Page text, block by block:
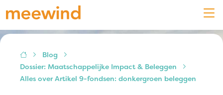
Blog
Dossier: Maatschappelijke Impact & Beleggen
Alles over Artikel 9-fondsen: donkergroen beleggen